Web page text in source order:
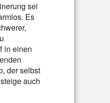
sei
Es
in einen
der selbst
auch